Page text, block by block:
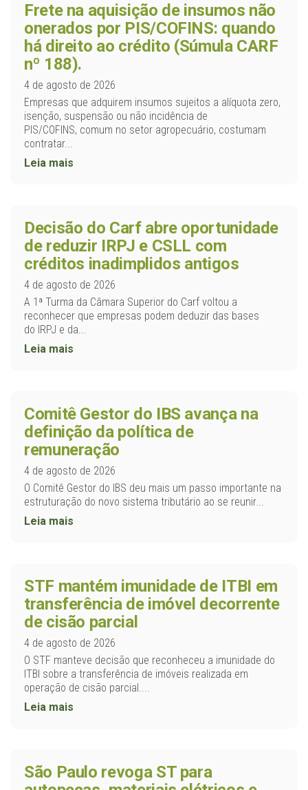
Frete na aquisição de insumos não
onerados por PIS/COFINS: quando
há direito ao crédito (Súmula CARF
nº 188).
4 de agosto de 2026
Empresas que adquirem insumos sujeitos a alíquota zero,
isenção, suspensão ou não incidência de
PIS/COFINS, comum no setor agropecuário, costumam
contratar...
Leia mais
Decisão do Carf abre oportunidade
de reduzir IRPJ e CSLL com
créditos inadimplidos antigos
4 de agosto de 2026
A 1ª Turma da Câmara Superior do Carf voltou a
reconhecer que empresas podem deduzir das bases
do IRPJ e da...
Leia mais
Comitê Gestor do IBS avança na
definição da política de
remuneração
4 de agosto de 2026
O Comitê Gestor do IBS deu mais um passo importante na
estruturação do novo sistema tributário ao se reunir...
Leia mais
STF mantém imunidade de ITBI em
transferência de imóvel decorrente
de cisão parcial
4 de agosto de 2026
O STF manteve decisão que reconheceu a imunidade do
ITBI sobre a transferência de imóveis realizada em
operação de cisão parcial....
Leia mais
São Paulo revoga ST para